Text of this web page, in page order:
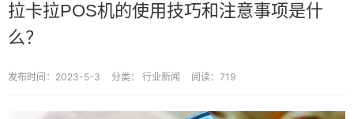
拉卡拉POS机的使用技巧和注意事项是什
么？
发布时间：2023-5-3 分类： 行业新闻 阅读：719